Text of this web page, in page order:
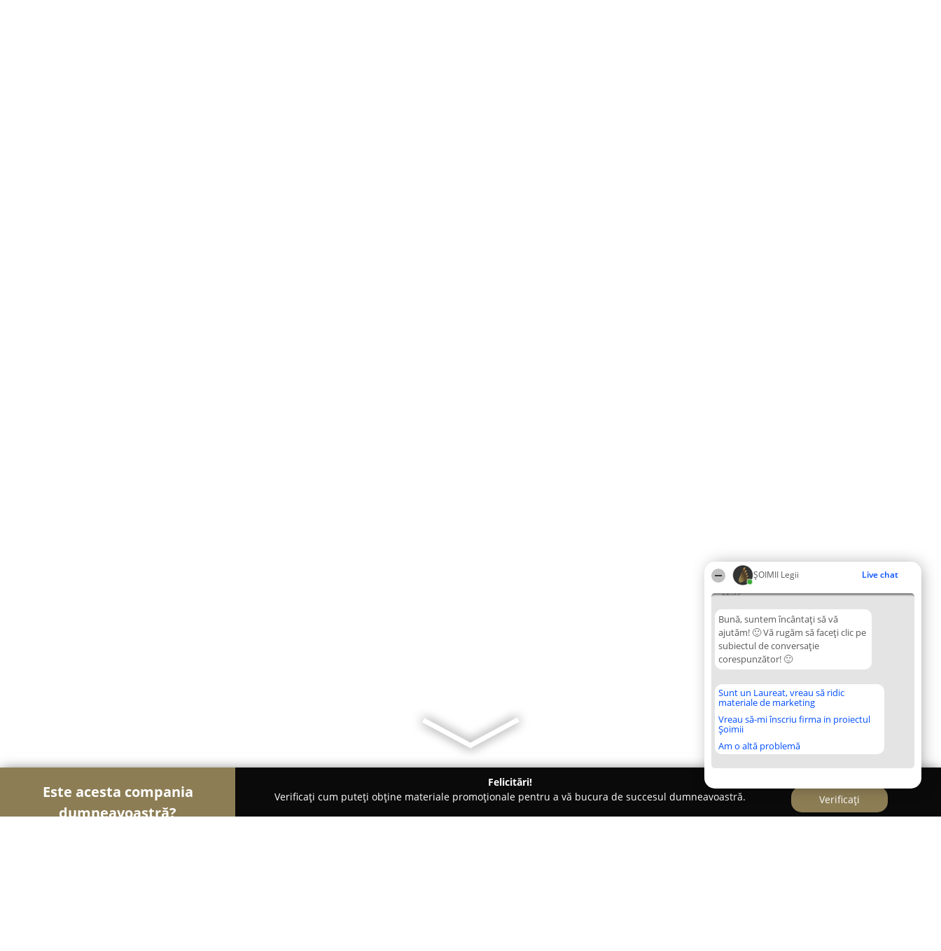
ȘOIMII Legii Live chat
22:55
Bună, suntem încântați să vă
ajutăm! 🙂 Vă rugăm să faceți clic pe
subiectul de conversație
corespunzător! 🙂
Sunt un Laureat, vreau să ridic
materiale de marketing
Vreau să-mi înscriu firma in proiectul
Șoimii
Am o altă problemă
Este acesta compania
dumneavoastră?
Felicitări!
Verificați cum puteți obține materiale promoționale pentru a vă bucura de succesul dumneavoastră.
Verificați